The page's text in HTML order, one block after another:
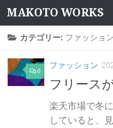
コンテンツへスキップ
MAKOTO WORKS
カテゴリー: ファッション
0
ファッション
フリース
楽天市場で冬
していると、